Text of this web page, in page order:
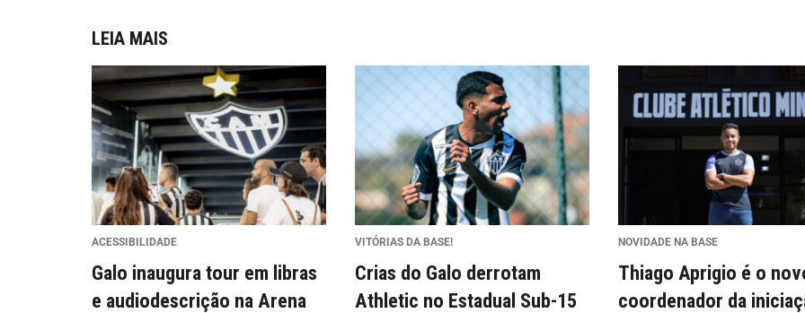
LEIA MAIS
ACESSIBILIDADE
Galo inaugura tour em libras
e audiodescrição na Arena
VITÓRIAS DA BASE!
Crias do Galo derrotam
Athletic no Estadual Sub-15
NOVIDADE NA BASE
Thiago Aprigio é o
coordenador da